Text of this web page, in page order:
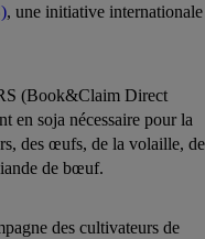
, une initiative internationale
(Book&Claim Direct
en soja nécessaire pour la
des œufs, de la volaille, de
de bœuf.
des cultivateurs de